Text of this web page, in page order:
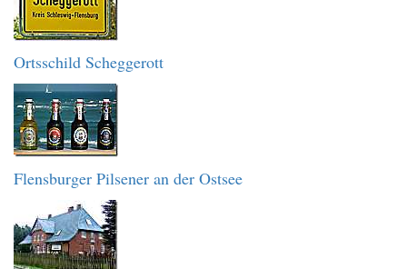
Ortsschild Scheggerott
Flensburger Pilsener an der Ostsee